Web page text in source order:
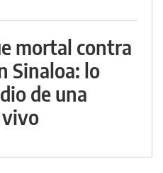
mortal contra
Sinaloa: lo
de una